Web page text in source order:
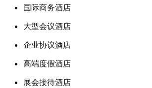
国际商务酒店
大型会议酒店
企业协议酒店
高端度假酒店
展会接待酒店